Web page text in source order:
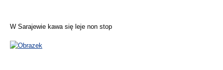
W Sarajewie kawa się leje non stop